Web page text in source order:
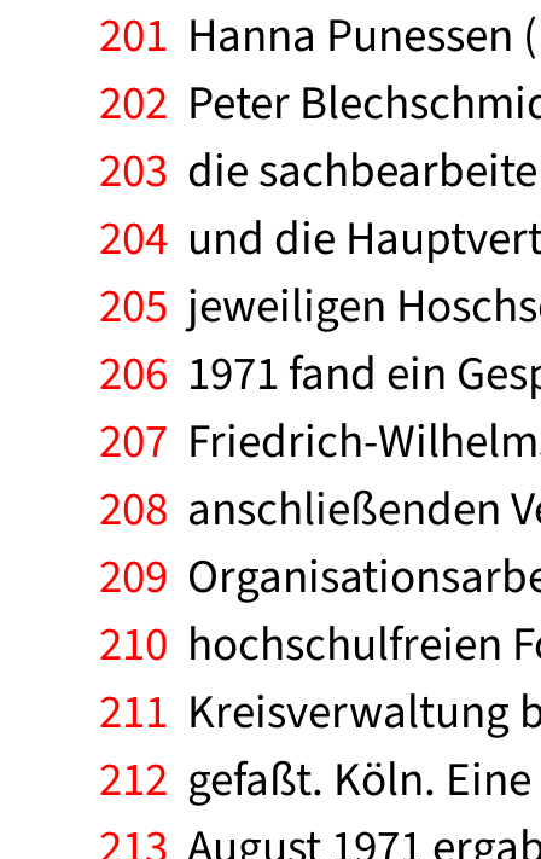
201 Hanna Punessen
202 Peter
203 die
204 und die
205 jeweiligen
206 1971 fand ein
207 Friedrich-
208 anschließenden
209
210 hochschulfreien
211 Kreisverwaltung
212 gefaßt. Köln.